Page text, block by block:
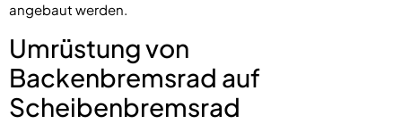
angebaut werden.
Umrüstung von
Backenbremsrad auf
Scheibenbremsrad